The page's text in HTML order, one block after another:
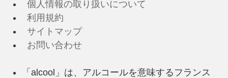
個人情報の取り扱いについて
利用規約
サイトマップ
お問い合わせ
「alcool」は、アルコールを意味するフランス